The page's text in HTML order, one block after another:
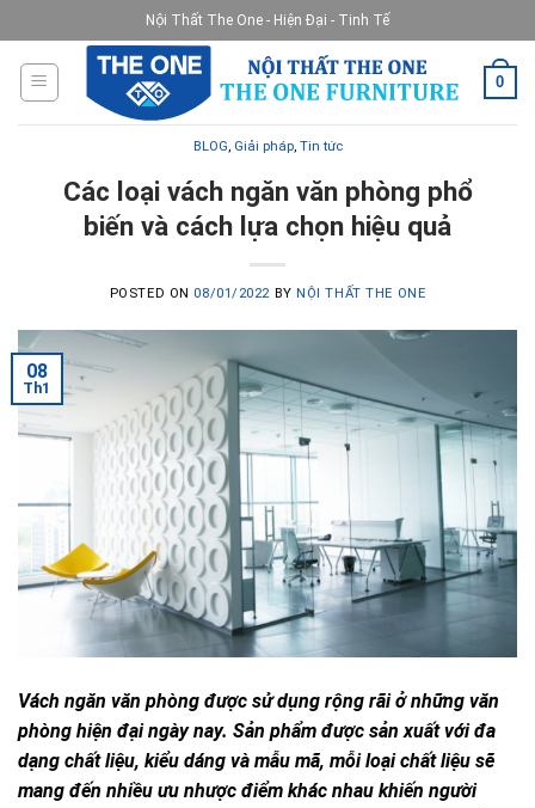
to
content
Nội Thất The One - Hiện Đại - Tinh Tế
0
BLOG, Giải pháp, Tin tức
Các loại vách ngăn văn phòng phổ
biến và cách lựa chọn hiệu quả
POSTED ON 08/01/2022 BY NỘI THẤT THE ONE
08
Th1
Vách ngăn văn phòng được sử dụng rộng rãi ở những văn
phòng hiện đại ngày nay. Sản phẩm được sản xuất với đa
dạng chất liệu, kiểu dáng và mẫu mã, mỗi loại chất liệu sẽ
mang đến nhiều ưu nhược điểm khác nhau khiến người